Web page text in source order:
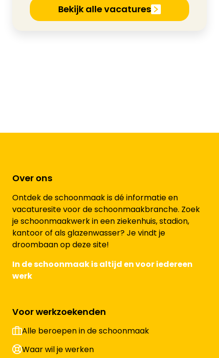
Bekijk alle vacatures
Over ons
Ontdek de schoonmaak is dé informatie en
vacaturesite voor de schoonmaakbranche. Zoek
je schoonmaakwerk in een ziekenhuis, stadion,
kantoor of als glazenwasser? Je vindt je
droombaan op deze site!
In de schoonmaak is altijd en voor iedereen
werk
Voor werkzoekenden
Alle beroepen in de schoonmaak
Waar wil je werken